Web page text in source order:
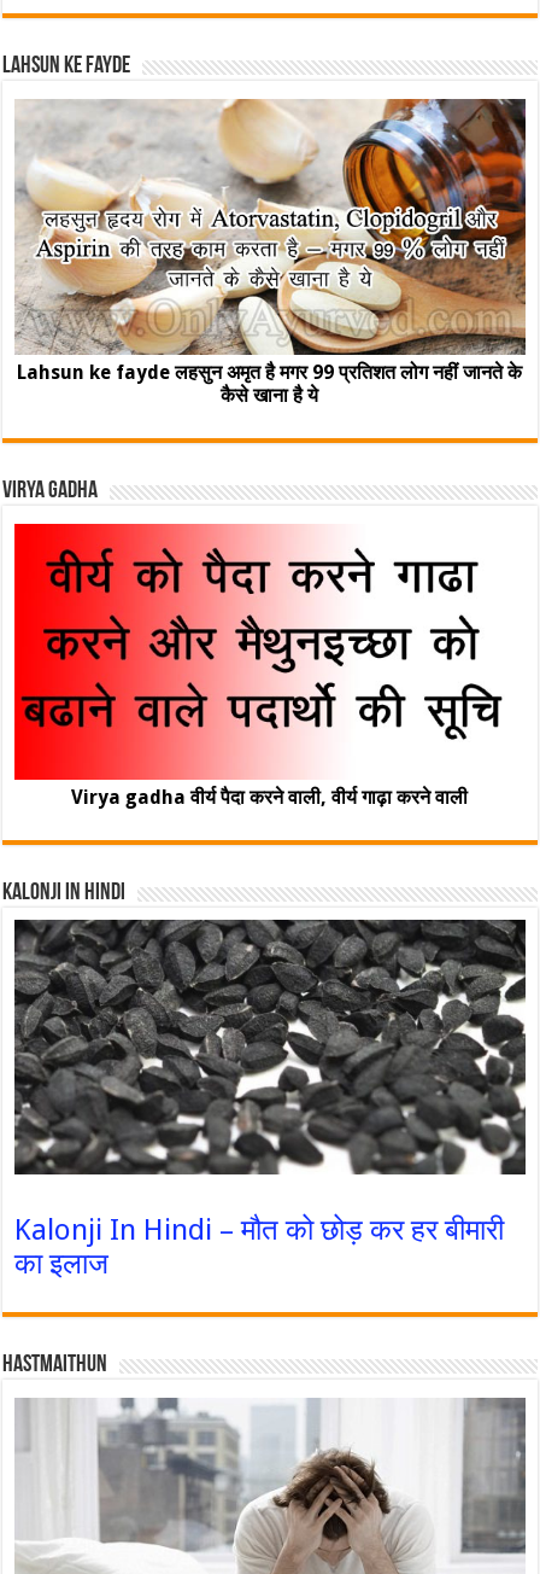
Lahsun ke fayde
Lahsun ke fayde लहसुन अमृत है मगर 99 प्रतिशत लोग नहीं जानते के
कैसे खाना है ये
Virya Gadha
Virya gadha वीर्य पैदा करने वाली, वीर्य गाढ़ा करने वाली
Kalonji In Hindi
Kalonji In Hindi – मौत को छोड़ कर हर बीमारी
का इलाज
Hastmaithun